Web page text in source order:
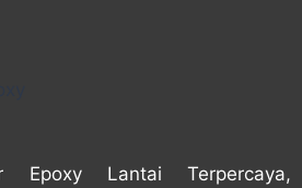
Epoxy Lantai Terpercaya,